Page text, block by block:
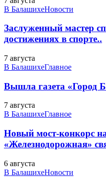
В БалашихеНовости
Заслуженный мастер
достижениях в спорте..
7 августа
В БалашихеГлавное
Вышла газета «Город
7 августа
В БалашихеГлавное
Новый мост-конкорс
«Железнодорожная»
6 августа
В БалашихеНовости